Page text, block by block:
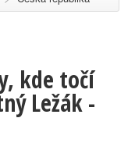
kde točí
Ležák -